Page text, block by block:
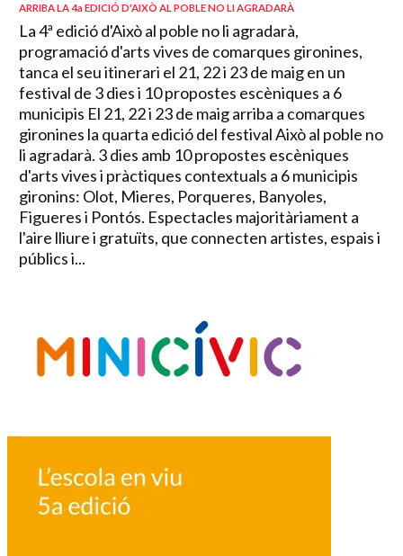
ARRIBA LA 4a EDICIÓ D'AIXÒ AL POBLE NO LI AGRADARÀ
La 4ª edició d'Això al poble no li agradarà,
programació d'arts vives de comarques gironines,
tanca el seu itinerari el 21, 22 i 23 de maig en un
festival de 3 dies i 10 propostes escèniques a 6
municipis El 21, 22 i 23 de maig arriba a comarques
gironines la quarta edició del festival Això al poble no
li agradarà. 3 dies amb 10 propostes escèniques
d'arts vives i pràctiques contextuals a 6 municipis
gironins: Olot, Mieres, Porqueres, Banyoles,
Figueres i Pontós. Espectacles majoritàriament a
l'aire lliure i gratuïts, que connecten artistes, espais i
públics i...